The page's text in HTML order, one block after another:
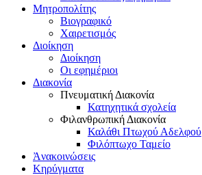
Μητροπολίτης
Βιογραφικό
Χαιρετισμός
Διοίκηση
Διοίκηση
Οι εφημέριοι
Διακονία
Πνευματική Διακονία
Κατηχητικά σχολεία
Φιλανθρωπική Διακονία
Καλάθι Πτωχού Αδελφού
Φιλόπτωχο Ταμείο
Ἀνακοινώσεις
Κηρύγματα